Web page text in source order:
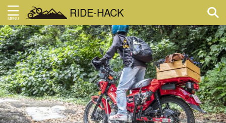
RIDE-HACK